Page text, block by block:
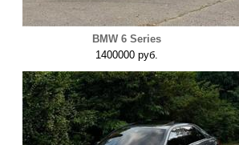
BMW 6 Series
1400000 руб.